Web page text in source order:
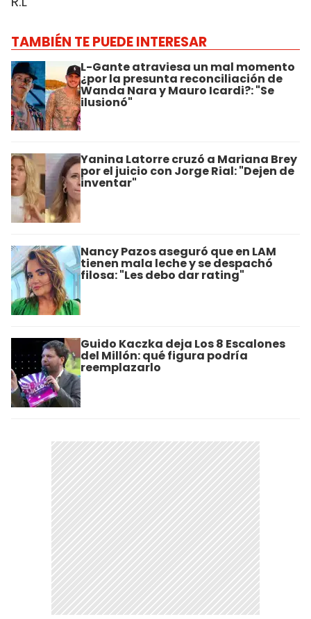
TAMBIÉN TE PUEDE INTERESAR
L-Gante atraviesa un mal momento
¿por la presunta reconciliación de
Wanda Nara y Mauro Icardi?: "Se
ilusionó"
Yanina Latorre cruzó a Mariana Brey
por el juicio con Jorge Rial: "Dejen de
inventar"
Nancy Pazos aseguró que en LAM
tienen mala leche y se despachó
filosa: "Les debo dar rating"
Guido Kaczka deja Los 8 Escalones
del Millón: qué figura podría
reemplazarlo